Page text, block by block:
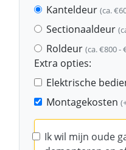
Kanteldeur (ca.
Sectionaaldeur
Roldeur (ca. €800 -
Extra opties:
Elektrische
Montagekosten
Ik wil mijn oude